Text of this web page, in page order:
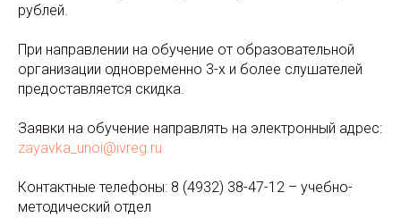
рублей.
При направлении на обучение от образовательной
организации одновременно 3-х и более слушателей
предоставляется скидка.
Заявки на обучение направлять на электронный адрес:
zayavka_unoi@ivreg.ru
Контактные телефоны: 8 (4932) 38-47-12 – учебно-
методический отдел